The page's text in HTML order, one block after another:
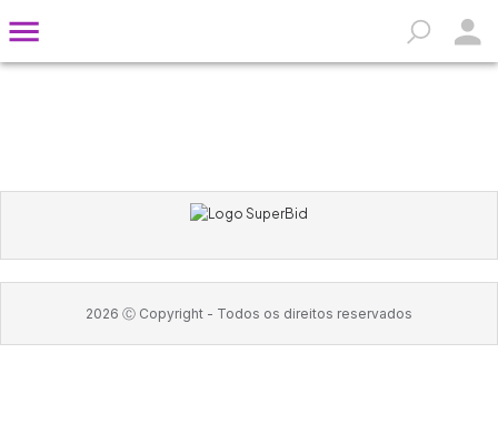
2026 Ⓒ Copyright - Todos os direitos reservados